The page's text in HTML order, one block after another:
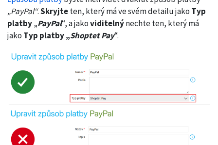
„PayPal“.Skryjteten, který má ve svém detailu jako Typ
platby„PayPal“, a jakoviditelnýnechte ten, který má
jako Typ platby „Shoptet Pay“.